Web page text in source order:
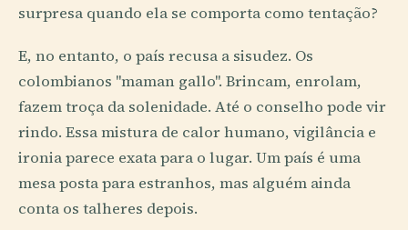
surpresa quando ela se comporta como tentação?
E, no entanto, o país recusa a sisudez. Os
colombianos "maman gallo". Brincam, enrolam,
fazem troça da solenidade. Até o conselho pode vir
rindo. Essa mistura de calor humano, vigilância e
ironia parece exata para o lugar. Um país é uma
mesa posta para estranhos, mas alguém ainda
conta os talheres depois.